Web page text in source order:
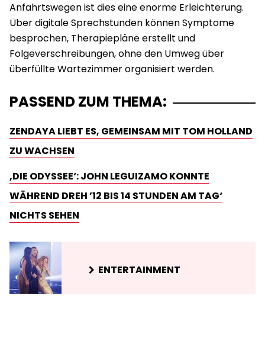
Anfahrtswegen ist dies eine enorme Erleichterung.
Über digitale Sprechstunden können Symptome
besprochen, Therapiepläne erstellt und
Folgeverschreibungen, ohne den Umweg über
überfüllte Wartezimmer organisiert werden.
PASSEND ZUM THEMA:
ZENDAYA LIEBT ES, GEMEINSAM MIT TOM HOLLAND
ZU WACHSEN
‚DIE ODYSSEE‘: JOHN LEGUIZAMO KONNTE
WÄHREND DREH ’12 BIS 14 STUNDEN AM TAG‘
NICHTS SEHEN
ENTERTAINMENT